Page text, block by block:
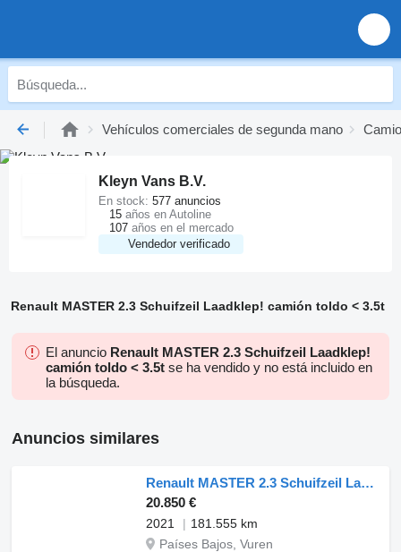
Vehículos comerciales de segunda mano
Kleyn Vans B.V.
Vendedor verificado
En stock: 577 anuncios
15 años en Autoline
107 años en el mercado
Renault MASTER 2.3 Schuifzeil Laadklep! camión toldo < 3.5t
El anuncio Renault MASTER 2.3 Schuifzeil Laadklep!
camión toldo < 3.5t se ha vendido y no está incluido en
la búsqueda.
Anuncios similares
Renault MASTER 2.3 Schuifzeil Laadklep!
20.850 €
2021
181.555 km
Países Bajos, Vuren